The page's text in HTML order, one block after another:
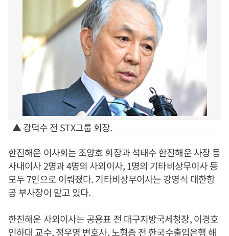
▲ 강덕수 전 STX그룹 회장.
한진해운 이사회는 조양호 회장과 석태수 한진해운 사장 등
사내이사 2명과 4명의 사외이사, 1명의 기타비상무이사 등
모두 7인으로 이뤄졌다. 기타비상무이사는 강영식 대한항
공 부사장이 맡고 있다.
한진해운 사외이사는 공용표 전 대구지방국세청장, 이경호
인하대 교수, 정우영 변호사, 노형종 전 한국수출입은행 해